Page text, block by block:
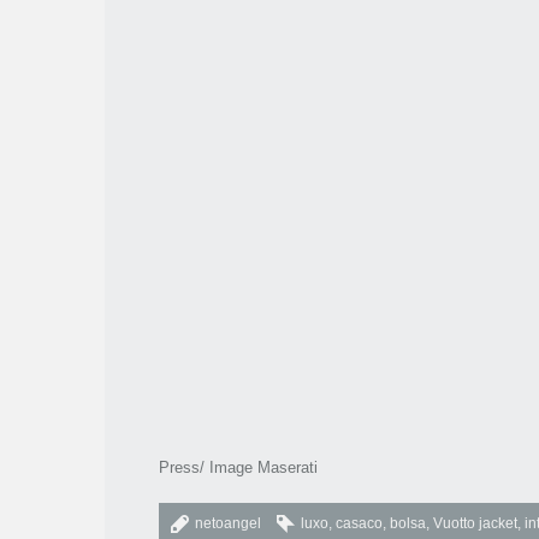
Press/ Image Maserati
netoangel luxo, casaco, bolsa, Vuotto jacket,